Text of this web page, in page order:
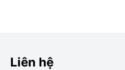
Liên hệ